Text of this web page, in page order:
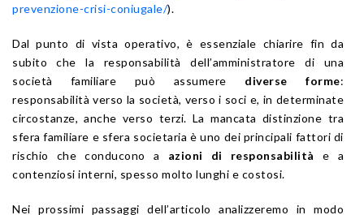
prevenzione-crisi-coniugale/).
Dal punto di vista operativo, è essenziale chiarire fin da
subito che la responsabilità dell’amministratore di una
società familiare può assumere diverse forme:
responsabilità verso la società, verso i soci e, in determinate
circostanze, anche verso terzi. La mancata distinzione tra
sfera familiare e sfera societaria è uno dei principali fattori di
rischio che conducono a azioni di responsabilità
e a
contenziosi interni, spesso molto lunghi e costosi.
Nei prossimi passaggi dell’articolo analizzeremo in modo